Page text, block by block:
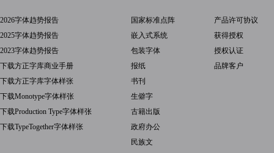
2026字体趋势报告
2025字体趋势报告
2023字体趋势报告
下载方正字库商业手册
下载方正字库字体样张
下载Monotype字体样张
下载Production Type字体样张
下载TypeTogether字体样张
国家标准点阵
嵌入式系统
包装字体
报纸
书刊
生僻字
古籍出版
政府办公
民族文
产品许可协议
获得授权
授权认证
品牌客户